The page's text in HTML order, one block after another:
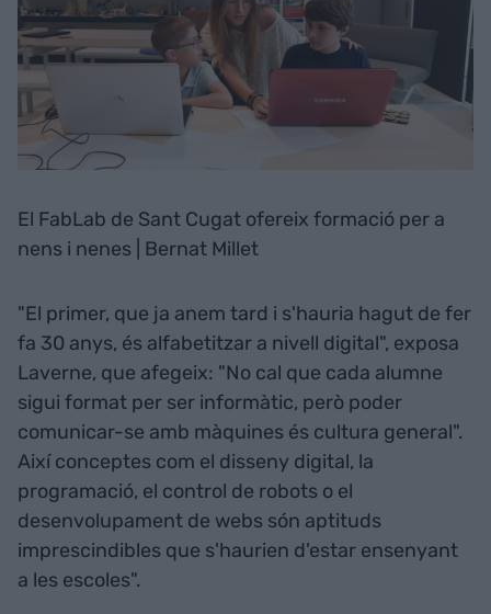
El FabLab de Sant Cugat ofereix formació per a
nens i nenes | Bernat Millet
"El primer, que ja anem tard i s'hauria hagut de fer
fa 30 anys, és alfabetitzar a nivell digital", exposa
Laverne, que afegeix: "No cal que cada alumne
sigui format per ser informàtic, però poder
comunicar-se amb màquines és cultura general".
Així conceptes com el disseny digital, la
programació, el control de robots o el
desenvolupament de webs són aptituds
imprescindibles que s'haurien d'estar ensenyant
a les escoles".